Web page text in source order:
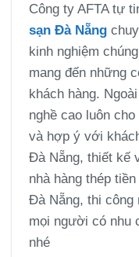
Công ty AFTAtự
sạn Đà Nẵng
kinh nghiệm
mang đến những
khách hàng.
nghề cao luôn
và hợp ý với
Đà Nẵng, thiết kế
nhà hàng thép
Đà Nẵng, thi
mọi người có nhu
nhé